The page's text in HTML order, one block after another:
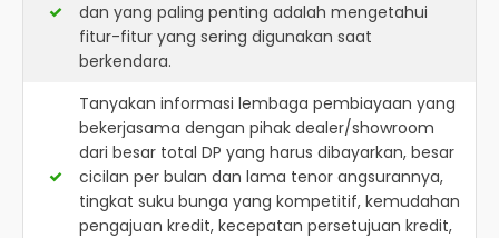
dan yang paling penting adalah mengetahui
fitur-fitur yang sering digunakan saat
berkendara.
Tanyakan informasi lembaga pembiayaan yang
bekerjasama dengan pihak dealer/showroom
dari besar total DP yang harus dibayarkan, besar
cicilan per bulan dan lama tenor angsurannya,
tingkat suku bunga yang kompetitif, kemudahan
pengajuan kredit, kecepatan persetujuan kredit,